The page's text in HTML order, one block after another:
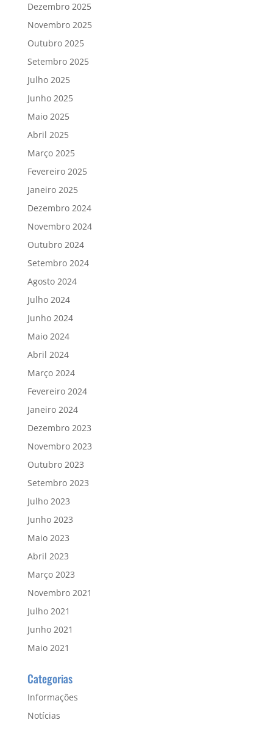
Dezembro 2025
Novembro 2025
Outubro 2025
Setembro 2025
Julho 2025
Junho 2025
Maio 2025
Abril 2025
Março 2025
Fevereiro 2025
Janeiro 2025
Dezembro 2024
Novembro 2024
Outubro 2024
Setembro 2024
Agosto 2024
Julho 2024
Junho 2024
Maio 2024
Abril 2024
Março 2024
Fevereiro 2024
Janeiro 2024
Dezembro 2023
Novembro 2023
Outubro 2023
Setembro 2023
Julho 2023
Junho 2023
Maio 2023
Abril 2023
Março 2023
Novembro 2021
Julho 2021
Junho 2021
Maio 2021
Categorias
Informações
Notícias